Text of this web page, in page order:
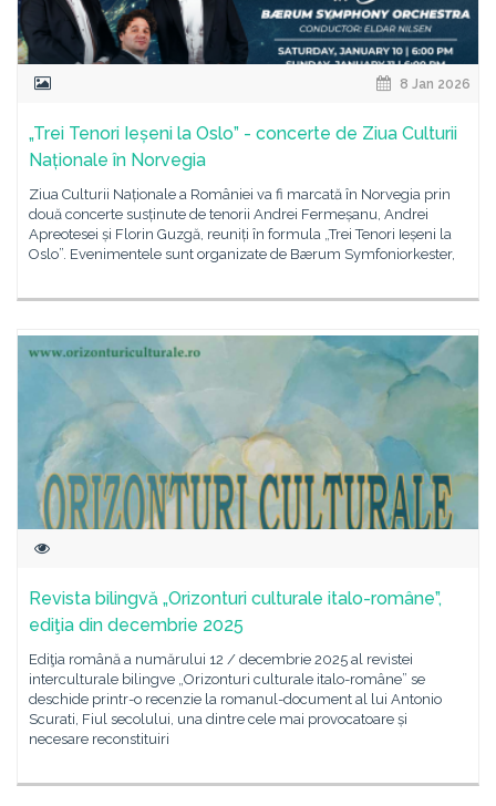
8 Jan 2026
„Trei Tenori Ieșeni la Oslo” - concerte de Ziua Culturii
Naționale în Norvegia
Ziua Culturii Naționale a României va fi marcată în Norvegia prin
două concerte susținute de tenorii Andrei Fermeșanu, Andrei
Apreotesei și Florin Guzgă, reuniți în formula „Trei Tenori Ieșeni la
Oslo”. Evenimentele sunt organizate de Bærum Symfoniorkester,
Revista bilingvă „Orizonturi culturale italo-române”,
ediţia din decembrie 2025
Ediţia română a numărului 12 / decembrie 2025 al revistei
interculturale bilingve „Orizonturi culturale italo-române” se
deschide printr-o recenzie la romanul-document al lui Antonio
Scurati, Fiul secolului, una dintre cele mai provocatoare și
necesare reconstituiri